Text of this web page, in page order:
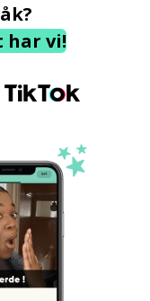
har vi!